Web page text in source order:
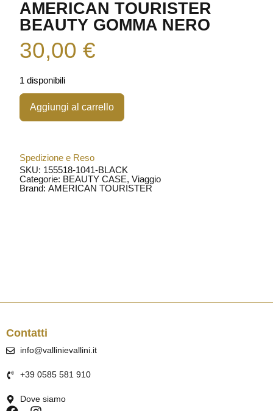
AMERICAN TOURISTER
BEAUTY GOMMA NERO
30,00€
1 disponibili
Aggiungi al carrello
Spedizione e Reso
SKU: 155518-1041-BLACK
Categorie: BEAUTY CASE,Viaggio
Brand:AMERICAN TOURISTER
Contatti
info@vallinievallini.it
+39 0585 581 910
Dove siamo